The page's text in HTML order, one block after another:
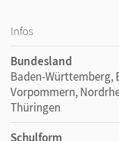
Infos
Bundesland
Baden-Württemberg,
Vorpommern,
Thüringen
Schulform